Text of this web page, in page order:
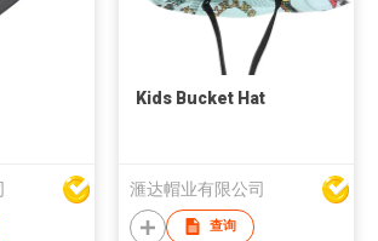
Kids Bucket Hat
滙达帽业有限公司
查询